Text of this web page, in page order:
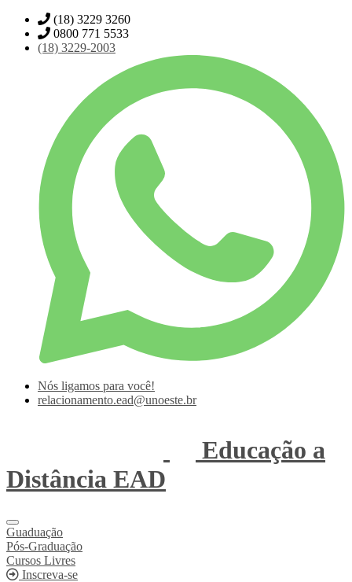
(18) 3229 3260
0800 771 5533
(18) 3229-2003
Nós ligamos para você!
relacionamento.ead@unoeste.br
Educação a
Distância EAD
Guaduação
Pós-Graduação
Cursos Livres
Inscreva-se